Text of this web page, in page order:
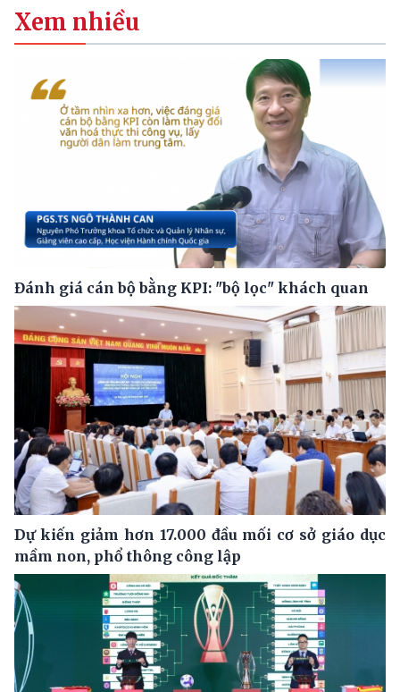
Xem nhiều
Đánh giá cán bộ bằng KPI: "bộ lọc" khách quan
Dự kiến giảm hơn 17.000 đầu mối cơ sở giáo dục
mầm non, phổ thông công lập